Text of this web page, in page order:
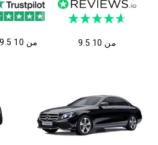
9.5 من 10 9.5 من 10